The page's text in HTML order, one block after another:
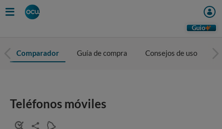
Guio
Comparador Guía de compra Consejos de uso
Teléfonos móviles